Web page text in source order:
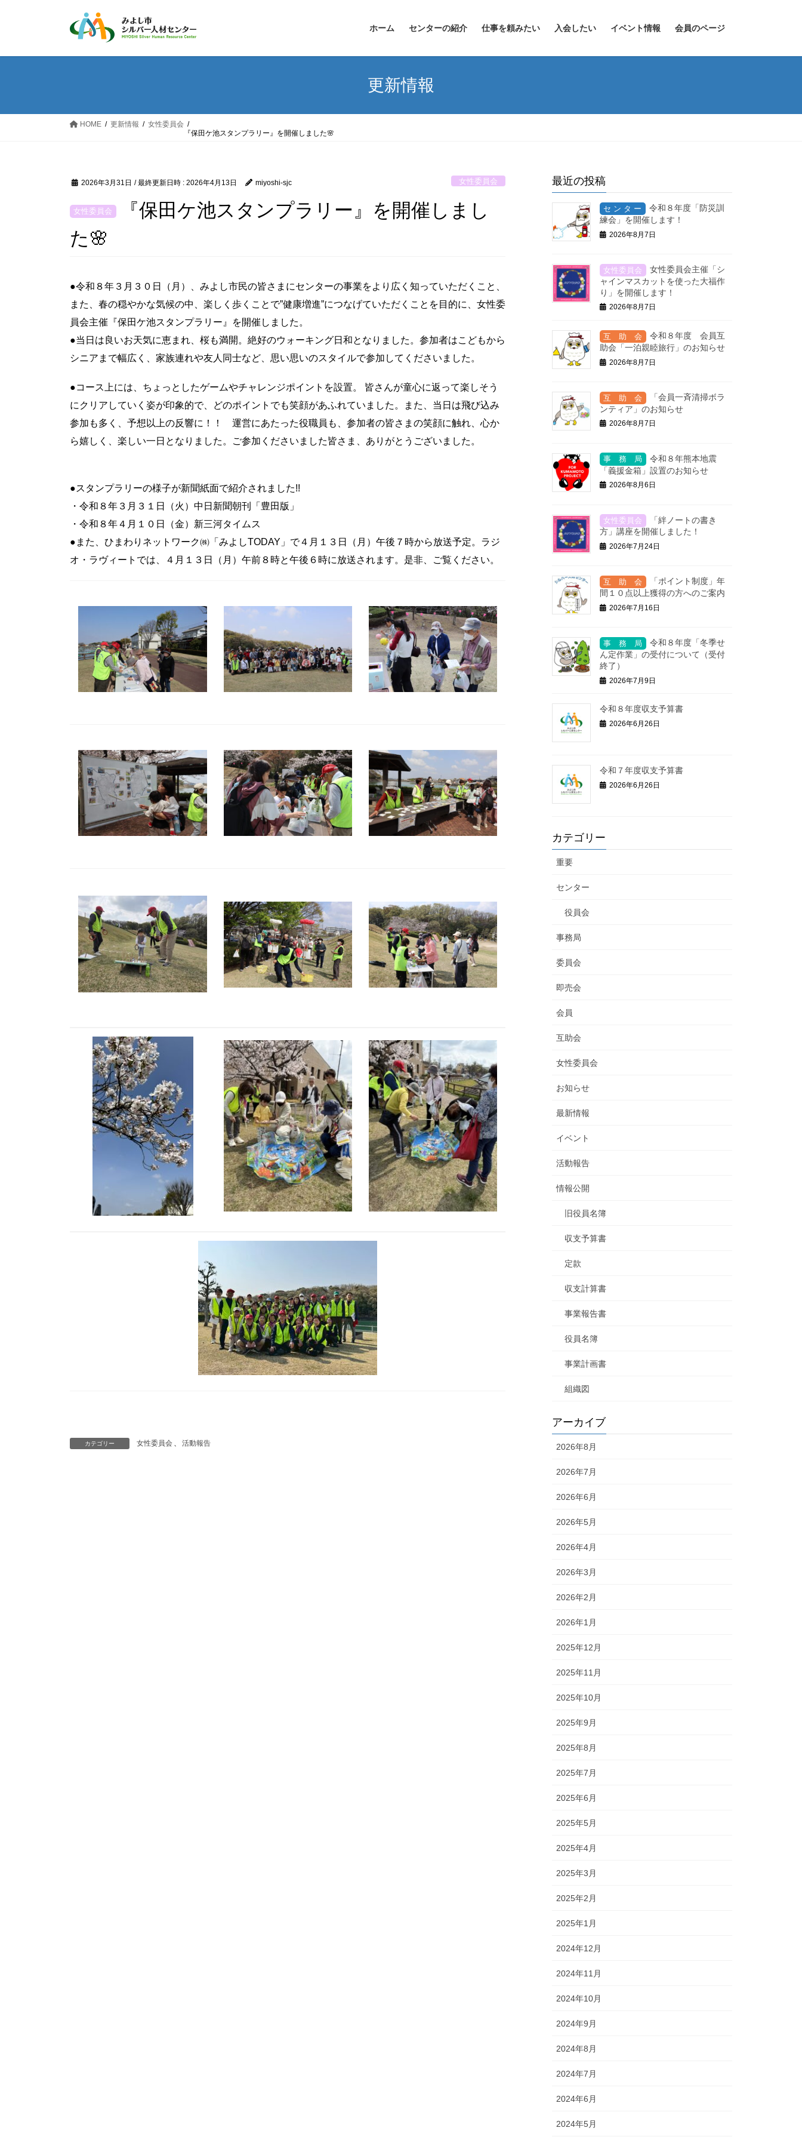
ホーム センターの紹介 仕事を頼みたい 入会したい イベント情報 会員のページ
更新情報
HOME 更新情報
女性委員会
『保田ケ池スタンプラリー』を開催しました🌸
2026年3月31日 / 最終更新日時 : 2026年4月13日 miyoshi-sjc 女性委員会
『保田ケ池スタンプラリー』を開催しまし
た🌸
●令和８年３月３０日（月）、みよし市民の皆さまにセンターの事業をより広く知っていただくこと、
また、春の穏やかな気候の中、楽しく歩くことで”健康増進”につなげていただくことを目的に、女性委
員会主催『保田ケ池スタンプラリー』を開催しました。
●当日は良いお天気に恵まれ、桜も満開。絶好のウォーキング日和となりました。参加者はこどもから
シニアまで幅広く、家族連れや友人同士など、思い思いのスタイルで参加してくださいました。
●コース上には、ちょっとしたゲームやチャレンジポイントを設置。 皆さんが童心に返って楽しそう
にクリアしていく姿が印象的で、どのポイントでも笑顔があふれていました。また、当日は飛び込み
参加も多く、予想以上の反響に！！ 運営にあたった役職員も、参加者の皆さまの笑顔に触れ、心か
ら嬉しく、楽しい一日となりました。ご参加くださいました皆さま、ありがとうございました。
●スタンプラリーの様子が新聞紙面で紹介されました!!
・令和８年３月３１日（火）中日新聞朝刊「豊田版」
・令和８年４月１０日（金）新三河タイムス
●また、ひまわりネットワーク㈱「みよしTODAY」で４月１３日（月）午後７時から放送予定。ラジ
オ・ラヴィートでは、４月１３日（月）午前８時と午後６時に放送されます。是非、ご覧ください。
カテゴリー 女性委員会 、 活動報告
最近の投稿
令和８年度「防災訓
練会」を開催します！
2026年8月7日
女性委員会主催「シ
ャインマスカットを使った大福作
り」を開催します！
2026年8月7日
令和８年度 会員互
助会「一泊親睦旅行」のお知らせ
2026年8月7日
「会員一斉清掃ボラ
ンティア」のお知らせ
2026年8月7日
令和８年熊本地震
「義援金箱」設置のお知らせ
2026年8月6日
「絆ノートの書き
方」講座を開催しました！
2026年7月24日
「ポイント制度」年
間１０点以上獲得の方へのご案内
2026年7月16日
令和８年度「冬季せ
ん定作業」の受付について（受付
終了）
2026年7月9日
令和８年度収支予算書
2026年6月26日
令和７年度収支予算書
2026年6月26日
カテゴリー
重要
センター
役員会
事務局
委員会
即売会
会員
互助会
女性委員会
お知らせ
最新情報
イベント
活動報告
情報公開
旧役員名簿
収支予算書
定款
収支計算書
事業報告書
役員名簿
事業計画書
組織図
アーカイブ
2026年8月
2026年7月
2026年6月
2026年5月
2026年4月
2026年3月
2026年2月
2026年1月
2025年12月
2025年11月
2025年10月
2025年9月
2025年8月
2025年7月
2025年6月
2025年5月
2025年4月
2025年3月
2025年2月
2025年1月
2024年12月
2024年11月
2024年10月
2024年9月
2024年8月
2024年7月
2024年6月
2024年5月